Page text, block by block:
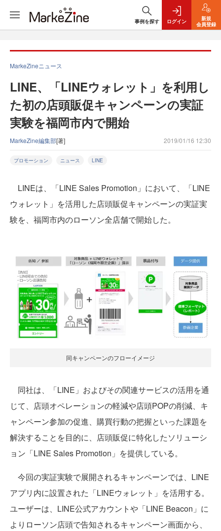
事例を探す ログイン
新規
会員登録
MarkeZineニュース
LINE、「LINEウォレット」を利用し
た初の店頭販促キャンペーンの実証
実験を福岡市内で開始
MarkeZine編集部[著] 2019/01/16 12:30
プロモーション ニュース LINE
LINEは、「LINE Sales Promotion」において、「LINE
ウォレット」を活用した店頭販促キャンペーンの実証実
験を、福岡市内のローソン全店舗で開始した。
同キャンペーンのフローイメージ
同社は、「LINE」およびその関連サービスの活用を通
じて、店頭オペレーションの軽減や店頭POPの削減、キ
ャンペーン参加の促進、購買行動の把握といった課題を
解決することを目的に、店頭販促に特化したソリューシ
ョン「LINE Sales Promotion」を提供している。
今回の実証実験で展開されるキャンペーンでは、LINE
アプリ内に設置された「LINEウォレット」を活用する。
ユーザーは、LINE公式アカウントや「LINE Beacon」に
よりローソン店頭で告知されるキャンペーン画面から、